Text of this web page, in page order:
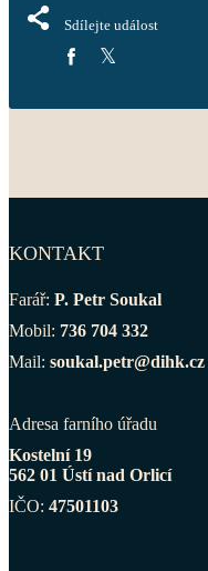
Sdílejte událost
KONTAKT
Farář: P. Petr Soukal
Mobil: 736 704 332
Mail: soukal.petr@dihk.cz
Adresa farního úřadu
Kostelní 19
562 01 Ústí nad Orlicí
IČO: 47501103